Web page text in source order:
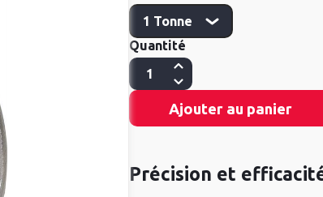
Quantité
Ajouter au panier
Précision et